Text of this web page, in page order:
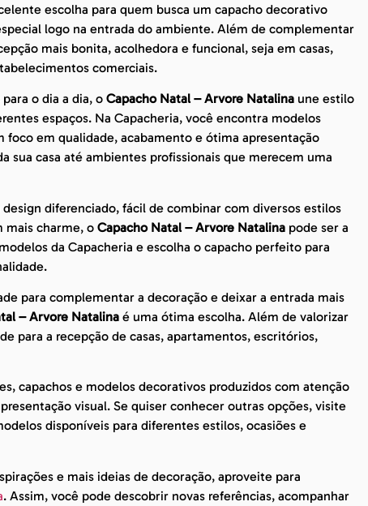
escolha para quem busca um capacho decorativo
logo na entrada do ambiente. Além de complementar
mais bonita, acolhedora e funcional, seja em casas,
comerciais.
o dia a dia, o Capacho Natal – Arvore Natalina une estilo
espaços. Na Capacheria, você encontra modelos
em qualidade, acabamento e ótima apresentação
sua casa até ambientes profissionais que merecem uma
diferenciado, fácil de combinar com diversos estilos
mais charme, o Capacho Natal – Arvore Natalina pode ser a
da Capacheria e escolha o capacho perfeito para
para complementar a decoração e deixar a entrada mais
– Arvore Natalina é uma ótima escolha. Além de valorizar
para a recepção de casas, apartamentos, escritórios,
capachos e modelos decorativos produzidos com atenção
visual. Se quiser conhecer outras opções, visite
disponíveis para diferentes estilos, ocasiões e
e mais ideias de decoração, aproveite para
. Assim, você pode descobrir novas referências, acompanhar